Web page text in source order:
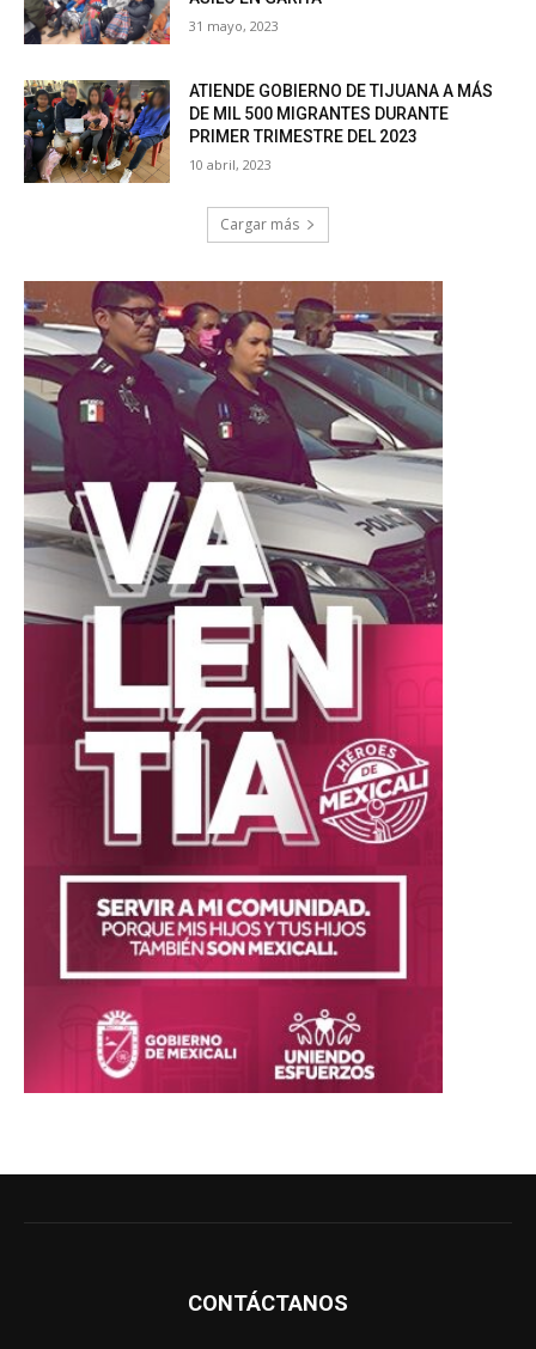
31 mayo, 2023
ATIENDE GOBIERNO DE TIJUANA A MÁS
DE MIL 500 MIGRANTES DURANTE
PRIMER TRIMESTRE DEL 2023
10 abril, 2023
Cargar más
CONTÁCTANOS